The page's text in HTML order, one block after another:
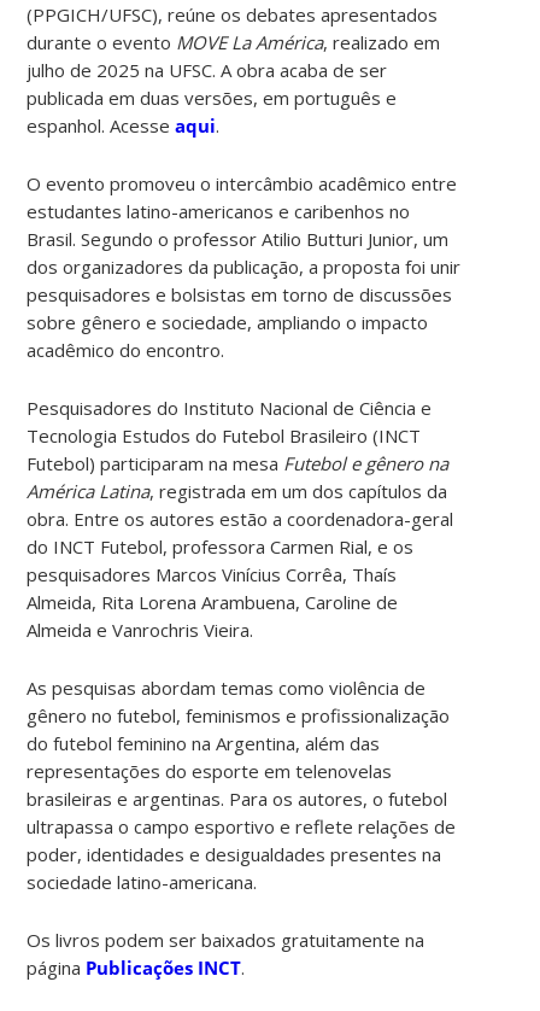
(PPGICH/UFSC), reúne os debates apresentados
durante o evento MOVE La América, realizado em
julho de 2025 na UFSC. A obra acaba de ser
publicada em duas versões, em português e
espanhol. Acesseaqui.
O evento promoveu o intercâmbio acadêmico entre
estudantes latino-americanos e caribenhos no
Brasil. Segundo o professor Atilio Butturi Junior, um
dos organizadores da publicação, a proposta foi unir
pesquisadores e bolsistas em torno de discussões
sobre gênero e sociedade, ampliando o impacto
acadêmico do encontro.
Pesquisadores do Instituto Nacional de Ciência e
Tecnologia Estudos do Futebol Brasileiro (INCT
Futebol) participaram na mesa Futebol e gênero na
América Latina, registrada em um dos capítulos da
obra. Entre os autores estão a coordenadora-geral
do INCT Futebol, professora Carmen Rial, e os
pesquisadores Marcos Vinícius Corrêa, Thaís
Almeida, Rita Lorena Arambuena, Caroline de
Almeida e Vanrochris Vieira.
As pesquisas abordam temas como violência de
gênero no futebol, feminismos e profissionalização
do futebol feminino na Argentina, além das
representações do esporte em telenovelas
brasileiras e argentinas. Para os autores, o futebol
ultrapassa o campo esportivo e reflete relações de
poder, identidades e desigualdades presentes na
sociedade latino-americana.
Os livros podem ser baixados gratuitamente na
página Publicações INCT.